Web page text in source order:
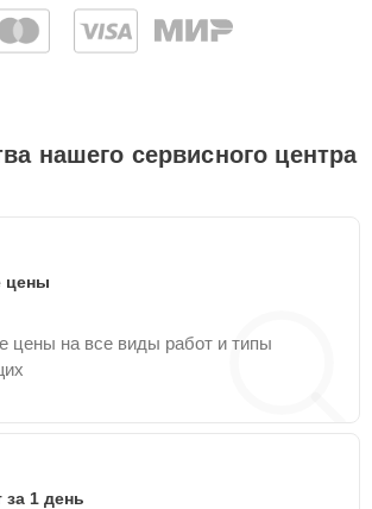
нашего сервисного центра
цены
цены на все виды работ и типы
за 1 день